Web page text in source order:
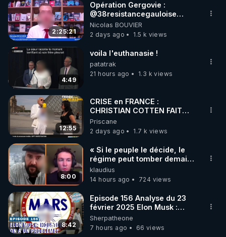
2:25:21
Opération Gergovie :
‪@38resistancegauloise‬
‪@MarionSigautOfficiel‬
‪@gladysriifard5710‬ Laëtitia
Nicolas BOUVIER
2 days ago
1.5 k views
4:49
voila l'euthanasie !
patatrak
21 hours ago
1.3 k views
12:55
CRISE en FRANCE :
CHRISTIAN COTTEN FAIT
une étrange découverte
Priscane
2 days ago
1.7 k views
8:00
« Si le peuple le décide, le
régime peut tomber demain !
»
klaudius
14 hours ago
724 views
8:42
Episode 156 Analyse du 23
février 2025 Elon Musk :
Houston , on a un problème !
Sherpatheone
7 hours ago
66 views